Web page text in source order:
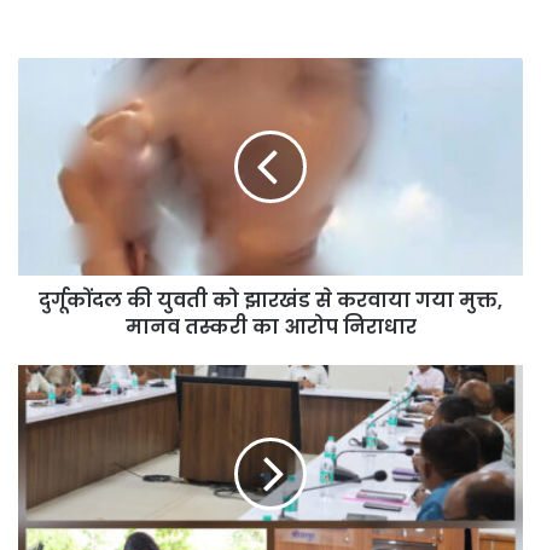
दुर्गूकोंदल की युवती को झारखंड से करवाया गया मुक्त,
मानव तस्करी का आरोप निराधार